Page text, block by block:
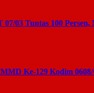
03 Tuntas 100
Ke-129 Kodim